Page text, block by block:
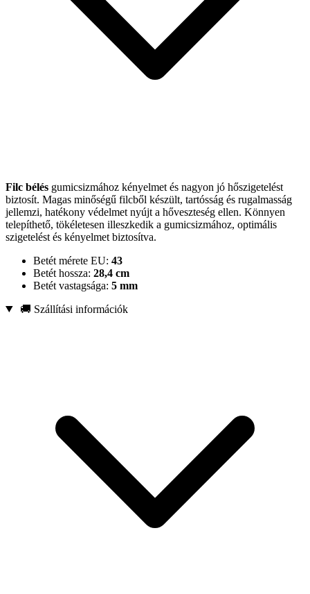
Filc bélés gumicsizmához kényelmet és nagyon jó hőszigetelést
biztosít. Magas minőségű filcből készült, tartósság és rugalmasság
jellemzi, hatékony védelmet nyújt a hőveszteség ellen. Könnyen
telepíthető, tökéletesen illeszkedik a gumicsizmához, optimális
szigetelést és kényelmet biztosítva.
Betét mérete EU: 43
Betét hossza: 28,4 cm
Betét vastagsága: 5 mm
🚚 Szállítási információk